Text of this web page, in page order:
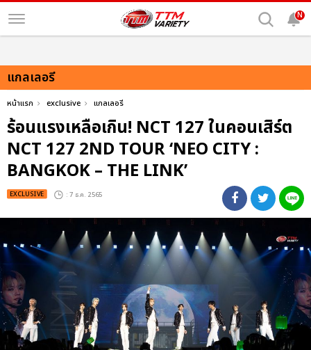
N
แกลเลอรี
หน้าแรก exclusive แกลเลอรี
ร้อนแรงเหลือเกิน! NCT 127 ในคอนเสิร์ต
NCT 127 2ND TOUR ‘NEO CITY :
BANGKOK – THE LINK’
EXCLUSIVE : 7 ธ.ค. 2565